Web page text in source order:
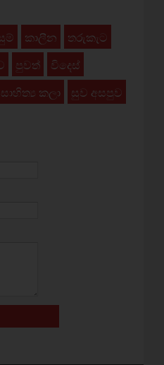
කාලීන
තරුකැට
පුවත්
විදෙස්
සාහිත්‍ය කලා සුව අසපුව